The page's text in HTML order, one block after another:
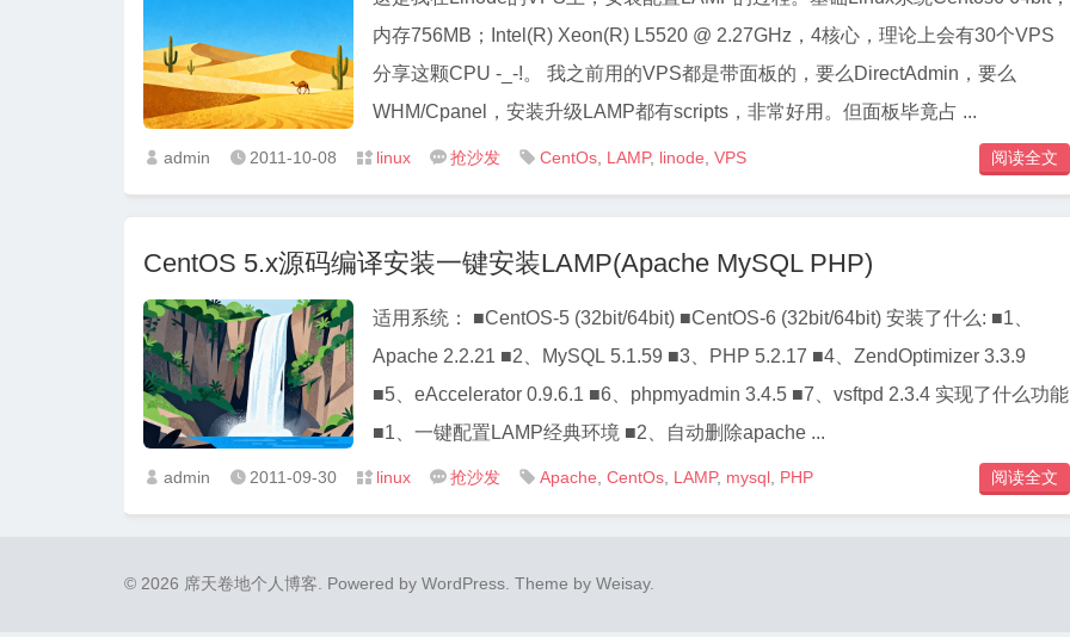
内存756MB；Intel(R) Xeon(R) L5520 @ 2.27GHz，4核心，理论上会有30个VPS
分享这颗CPU -_-!。 我之前用的VPS都是带面板的，要么DirectAdmin，要么
WHM/Cpanel，安装升级LAMP都有scripts，非常好用。但面板毕竟占 ...
 admin  2011-10-08  linux  抢沙发  CentOs LAMP, linode VPS 阅读全文
CentOS 5.x源码编译安装一键安装LAMP(Apache MySQL PHP)
适用系统： ■CentOS-5 (32bit/64bit) ■CentOS-6 (32bit/64bit) 安装了什么: ■1、
Apache 2.2.21 ■2、MySQL 5.1.59 ■3、PHP 5.2.17 ■4、ZendOptimizer 3.3.9
■5、eAccelerator 0.9.6.1 ■6、phpmyadmin 3.4.5 ■7、vsftpd 2.3.4 实现了什么功能
■1、一键配置LAMP经典环境 ■2、自动删除apache ...
 admin  2011-09-30  linux  抢沙发  Apache CentOs LAMP, mysql PHP 阅读全文
© 2026 席天卷地个人博客. Powered by WordPress. Theme by Weisay.